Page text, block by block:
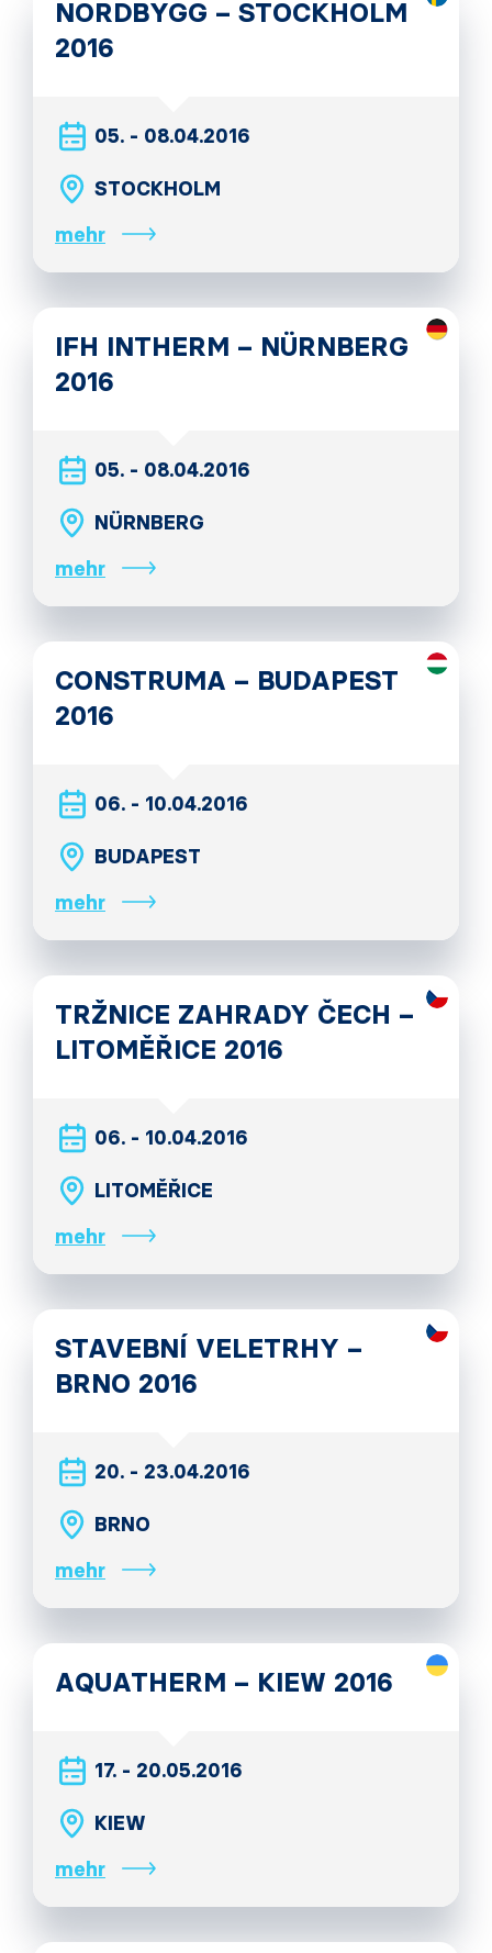
NORDBYGG – STOCKHOLM
2016
05. - 08.04.2016
STOCKHOLM
mehr
IFH INTHERM – NÜRNBERG
2016
05. - 08.04.2016
NÜRNBERG
mehr
CONSTRUMA – BUDAPEST
2016
06. - 10.04.2016
BUDAPEST
mehr
TRŽNICE ZAHRADY ČECH –
LITOMĚŘICE 2016
06. - 10.04.2016
LITOMĚŘICE
mehr
STAVEBNÍ VELETRHY –
BRNO 2016
20. - 23.04.2016
BRNO
mehr
AQUATHERM – KIEW 2016
17. - 20.05.2016
KIEW
mehr